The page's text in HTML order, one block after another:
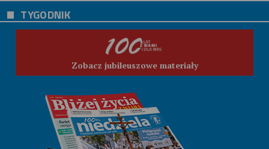
TYGODNIK
Zobacz jubileuszowe materiały